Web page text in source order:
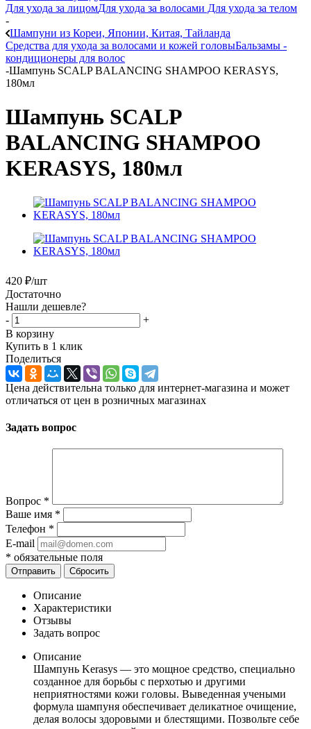
Для ухода за лицомДля ухода за волосами Для ухода за телом
-
Шампуни из Кореи, Японии, Китая, Тайланда
Средства для ухода за волосами и кожей головыБальзамы -
кондиционеры для волос
-Шампунь SCALP BALANCING SHAMPOO KERASYS,
180мл
Шампунь SCALP
BALANCING SHAMPOO
KERASYS, 180мл
420 ₽/шт
Достаточно
Нашли дешевле?
-
+
В корзину
Купить в 1 клик
Поделиться
Цена действительна только для интернет-магазина и может
отличаться от цен в розничных магазинах
Задать вопрос
Вопрос *
Ваше имя *
Телефон *
E-mail
* обязательные поля
Отправить Сбросить
Описание
Характеристики
Отзывы
Задать вопрос
Описание
Шампунь Kerasys — это мощное средство, специально
созданное для борьбы с перхотью и другими
неприятностями кожи головы. Выведенная учеными
формула шампуня обеспечивает деликатное очищение,
делая волосы здоровыми и блестящими. Позвольте себе